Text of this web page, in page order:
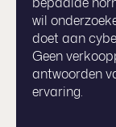
wil
doet aan
Geen
antwoorden
ervaring.